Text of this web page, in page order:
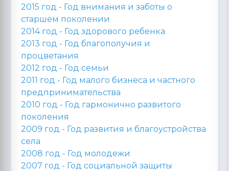
2015 год - Год внимания и заботы о
старшем поколении
2014 год - Год здорового ребенка
2013 год - Год благополучия и
процветания
2012 год - Год семьи
2011 год - Год малого бизнеса и частного
предпринимательства
2010 год - Год гармонично развитого
поколения
2009 год - Год развития и благоустройства
села
2008 год - Год молодежи
2007 год - Год социальной защиты